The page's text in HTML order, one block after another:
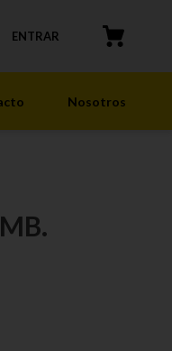
ENTRAR
Nosotros